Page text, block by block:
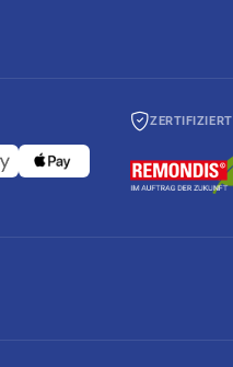
ZERTIFIZIERT